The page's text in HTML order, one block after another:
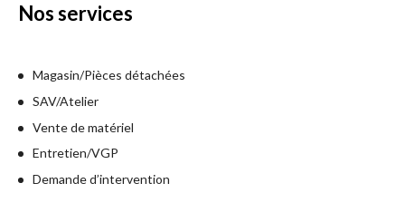
Nos services
Magasin/Pièces détachées
SAV/Atelier
Vente de matériel
Entretien/VGP
Demande d’intervention